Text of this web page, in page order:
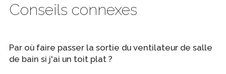
Conseils connexes
Par où faire passer la sortie du ventilateur de salle
de bain si j'ai un toit plat ?